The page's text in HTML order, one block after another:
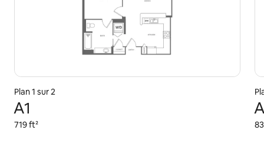
Plan 1 sur 2
A1
719 ft²